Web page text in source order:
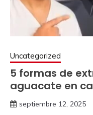
Uncategorized
5 formas de
aguacate en
septiembre 12, 2025